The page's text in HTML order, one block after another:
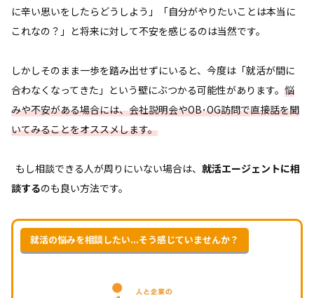
に辛い思いをしたらどうしよう」「自分がやりたいことは本当に
これなの？」と将来に対して不安を感じるのは当然です。
しかしそのまま一歩を踏み出せずにいると、今度は「就活が間に
合わなくなってきた」という壁にぶつかる可能性があります。 悩
みや不安がある場合には、会社説明会やOB･OG訪問で直接話を聞
いてみることをオススメします。
もし相談できる人が周りにいない場合は、 就活エージェントに相
談するのも良い方法です。
就活の悩みを相談したい...そう感じていませんか？